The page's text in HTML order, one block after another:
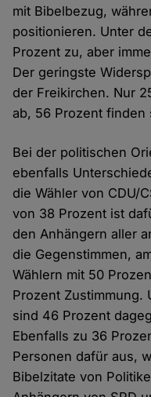
mit Bibelbezug,
positionieren. Unter
Prozent zu, aber
Der geringste
der Freikirchen. Nur
ab, 56 Prozent finden
Bei der politischen
ebenfalls
die Wähler von CDU/
von 38 Prozent ist
den Anhängern aller
die Gegenstimmen,
Wählern mit 50
Prozent Zustimmung.
sind 46 Prozent
Ebenfalls zu 36
Personen dafür aus,
Bibelzitate von